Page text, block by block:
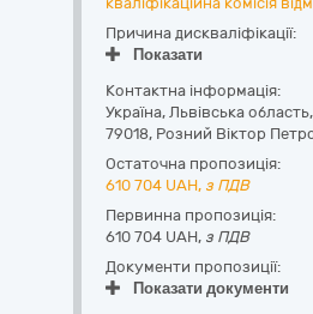
Причина дискваліфікації:
Показати
Контактна інформація:
Україна, Львівська область,
79018, Розний Віктор
Остаточна пропозиція:
610 704 UAH, з ПДВ
Первинна пропозиція:
610 704 UAH, з ПДВ
Документи пропозиції:
Показати документи